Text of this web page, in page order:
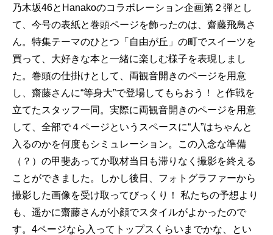
乃木坂46とHanakoのコラボレーション企画第２弾とし
て、今号の表紙と巻頭ページを飾ったのは、齋藤飛鳥さ
ん。特集テーマのひとつ「自由が丘」の町でスイーツを
買って、大好きな本と一緒に楽しむ様子を表現しまし
た。巻頭の仕掛けとして、両観音開きのページを用意
し、齋藤さんに“等身大”で登場してもらおう！ と作戦を
立てたスタッフ一同。実際に両観音開きのページを用意
して、全部で４ページというスペースに“人”はちゃんと
入るのかを何度もシミュレーション。この入念な準備
（？）の甲斐あってか取材当日も滞りなく撮影を終える
ことができました。しかし後日、フォトグラファーから
撮影した画像を受け取ってびっくり！ 私たちの予想より
も、遥かに齋藤さんが小顔でスタイルがよかったので
す。4ページなら入ってトップスくらいまでかな、とい